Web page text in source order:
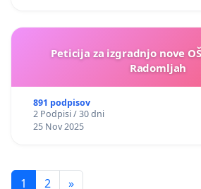
Peticija za izgradnjo nove
Radomljah
891 podpisov
2 Podpisi / 30 dni
25 Nov 2025
1 2 »